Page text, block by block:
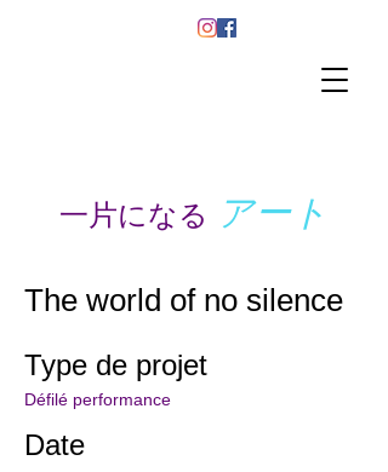
一片になる アート
The world of no silence
Type de projet
Défilé performance
Date